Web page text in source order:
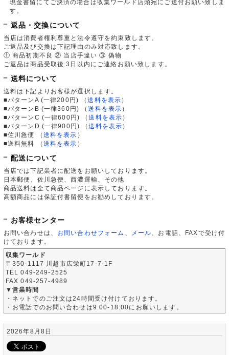
現金書留にてご決済の場合は収集ワールド店頭宛にご送付お願い致しま
す。
返品・交換について
当店は消費者権利尊重と法令遵守を約束致します。
ご返品及び交換は下記理由のみ対応致します。
① 商品初期不良 ② 当店手違い ③ 偽物
ご返品は商品受取後 3日以内にご連絡お願い致します。
送料について
送料は下記よりお客様が選択します。
■パターンA (一律200円)
（送料を表示 ）
■パターンB (一律360円)
（送料を表示 ）
■パターンC (一律600円)
（送料を表示 ）
■パターンD (一律900円)
（送料を表示 ）
■佐川急便
（ 送料を表示 ）
■送料無料
（ 送料を表示 ）
配送について
当店では下記業者に配送をお願いしております。
日本郵便、佐川急便、西濃運輸、その他
商品送料は全て商品ページに表示しております。
高額商品には保証付書留便をお勧めしております。
お客様センター
お問い合わせは、 お問い合わせフォーム メール 、お電話、FAXで受け付
けております。
収集ワールド
〒350-1117 川越市広栄町17-7-1F
TEL 049-249-2525
FAX 049-257-4989
▼営業時間
・ネットでのご注文は24時間受け付けております。
・お電話でのお問い合わせは9:00-18:00にお願いします。
2026年8月8日